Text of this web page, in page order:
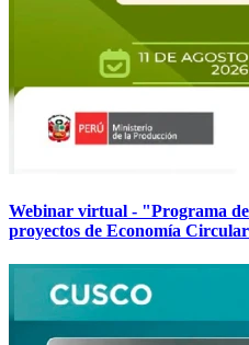
Webinar virtual - "Programa
proyectos de Economía